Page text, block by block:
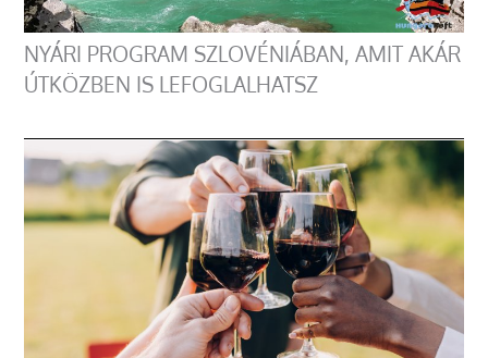
NYÁRI PROGRAM SZLOVÉNIÁBAN, AMIT AKÁR
ÚTKÖZBEN IS LEFOGLALHATSZ